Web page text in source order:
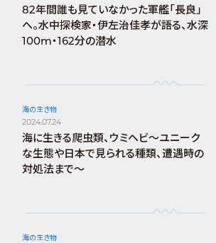
82年間誰も見ていなかった軍艦「長良」
へ。水中探検家・伊左治佳孝が語る、水深
100m・162分の潜水
海の生き物
2024.07.24
海に生きる爬虫類、ウミヘビ～ユニーク
な生態や日本で見られる種類、遭遇時の
対処法まで～
海の生き物